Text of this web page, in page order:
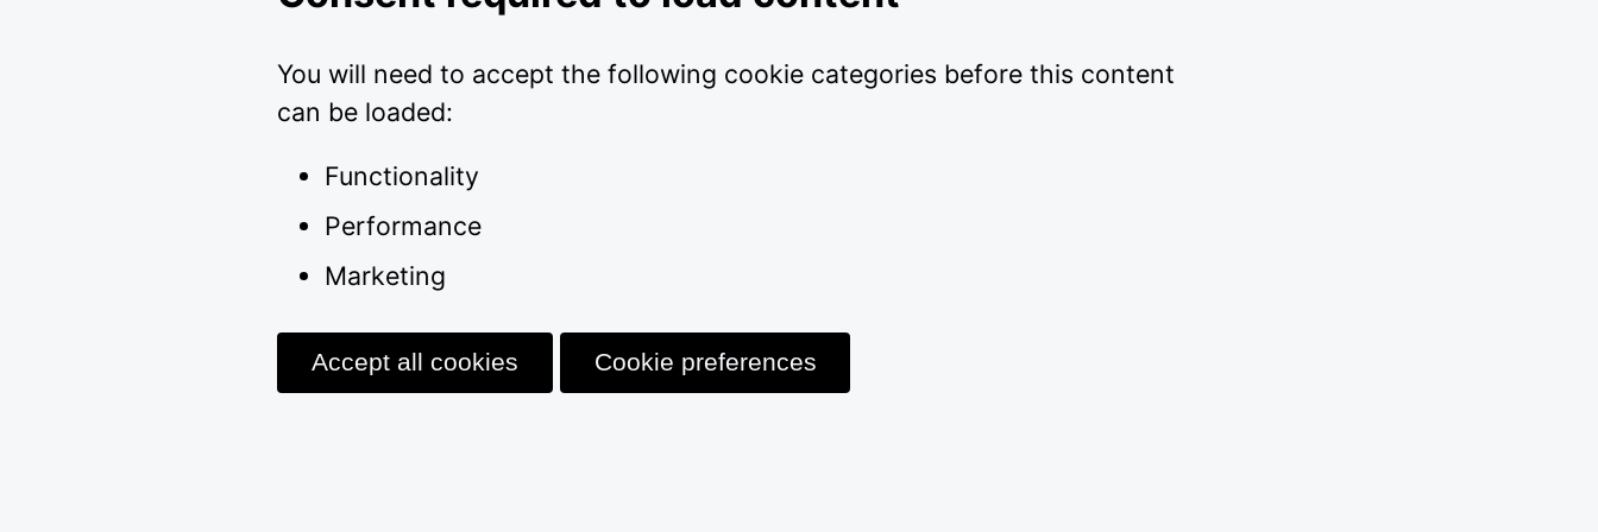
You will need to accept the following cookie categories before this content
can be loaded:
Functionality
Performance
Marketing
Accept all cookies Cookie preferences